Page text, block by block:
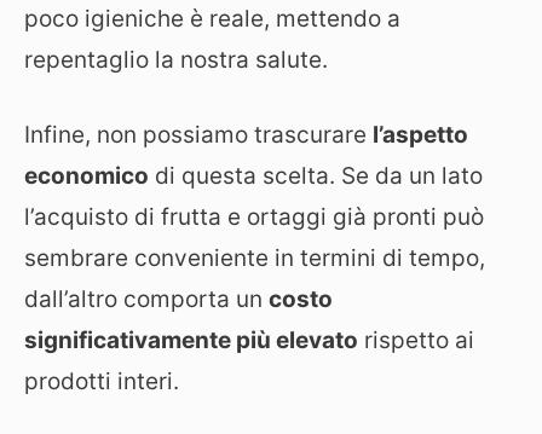
poco igieniche è reale, mettendo a
repentaglio la nostra salute.
Infine, non possiamo trascurare l’aspetto
economico di questa scelta. Se da un lato
l’acquisto di frutta e ortaggi già pronti può
sembrare conveniente in termini di tempo,
dall’altro comporta un costo
significativamente più elevato rispetto ai
prodotti interi.